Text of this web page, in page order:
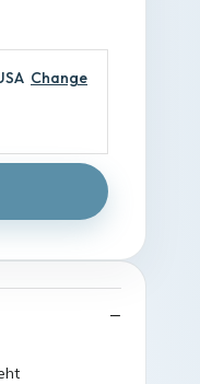
Change